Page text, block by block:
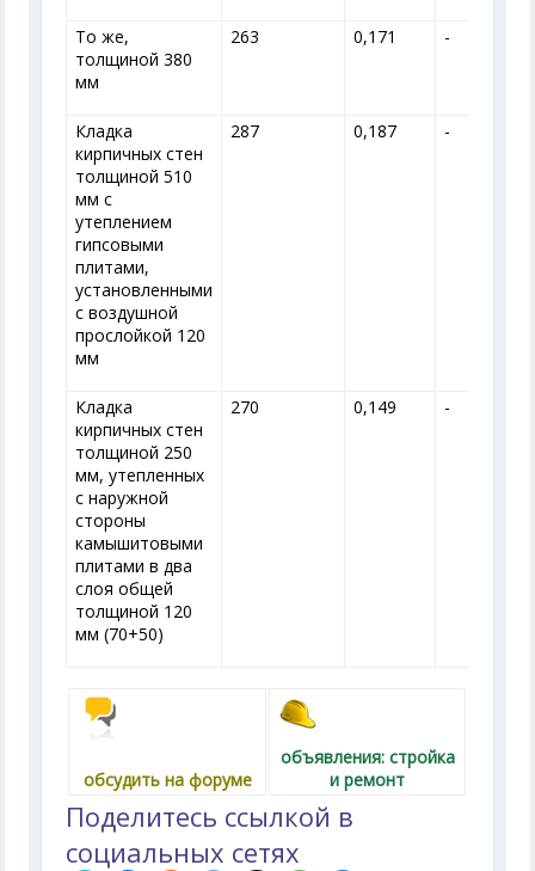
То же,
толщиной 380
мм
263 0,171 -
Кладка
кирпичных стен
толщиной 510
мм с
утеплением
гипсовыми
плитами,
установленными
с воздушной
прослойкой 120
мм
287 0,187 -
Кладка
кирпичных стен
толщиной 250
мм, утепленных
с наружной
стороны
камышитовыми
плитами в два
слоя общей
толщиной 120
мм (70+50)
270 0,149 -
обсудить на форуме
объявления: стройка
и ремонт
Поделитесь ссылкой в
социальных сетях